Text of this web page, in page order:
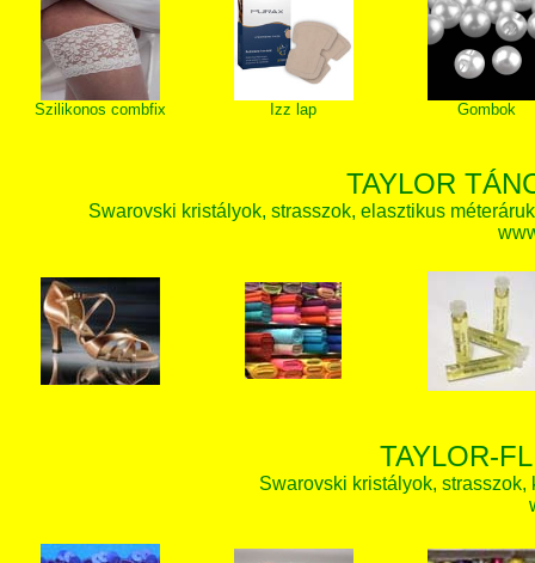
Szilikonos combfix Izz lap Gombok
TAYLOR
Swarovski kristályok, strasszok, elasztikus
TAYLOR-
Swarovski kristályok,